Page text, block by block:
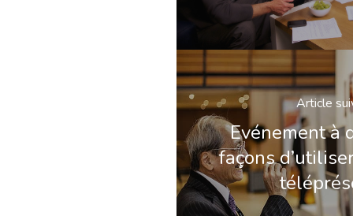
Article
Evénement à
façons